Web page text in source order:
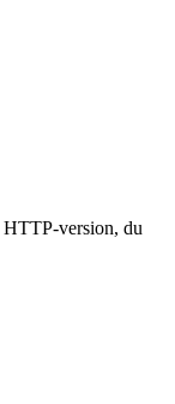
HTTP-version, du